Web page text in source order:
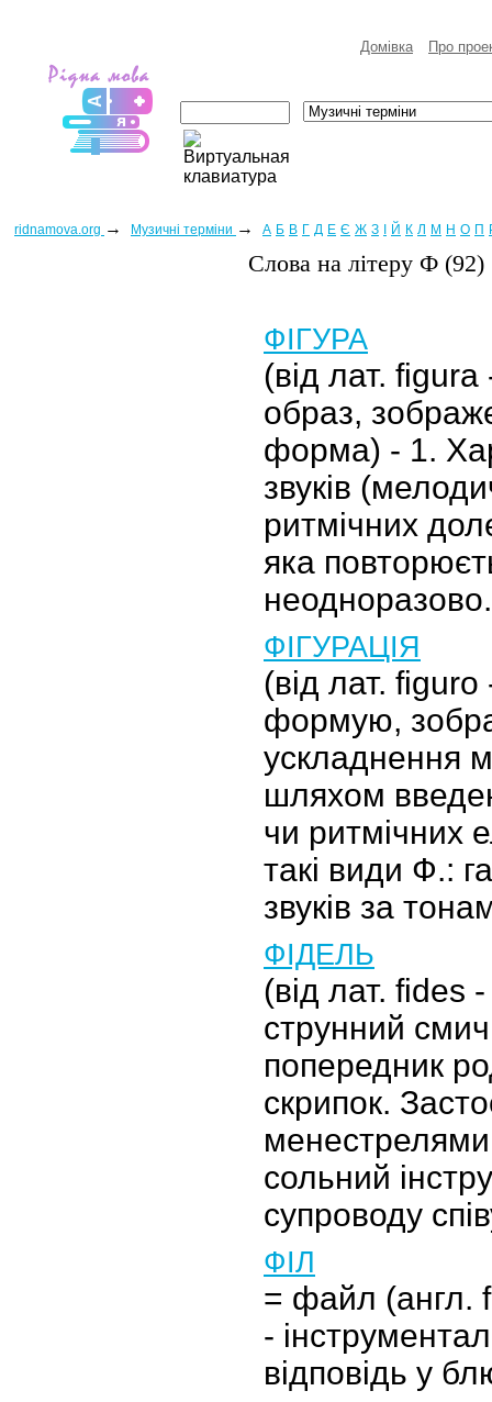
Домівка Про
ridnamova.org → Музичні терміни → А Б В Г Д Е Є Ж З Й К Л М Н О П
Слова на лiтеру Ф (92)
ФІГУРА
(від лат. figura
образ,
форма) - 1.
звуків
ритмічних
яка
ФІГУРАЦІЯ
(від лат.
формую,
ускладнення
шляхом
чи ритмічних
такі види Ф.:
звуків за
ФІДЕЛЬ
(від лат. fides
струнний
попередник
скрипок.
сольний
супроводу
ФІЛ
= файл (англ.
-
відповідь у